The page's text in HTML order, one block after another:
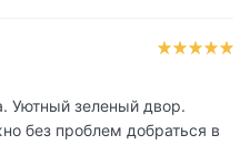
Уютный зеленый двор.
без проблем добраться в